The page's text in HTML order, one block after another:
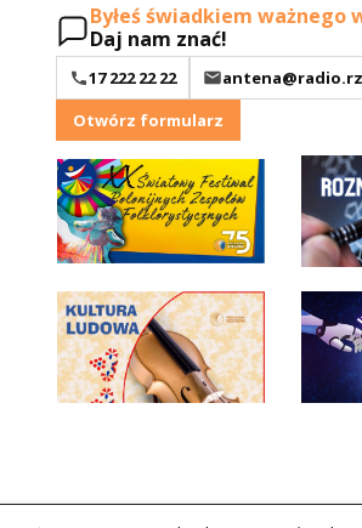
Byłeś świadkiem ważnego
Daj nam znać!
17 222 22 22
Otwórz formularz